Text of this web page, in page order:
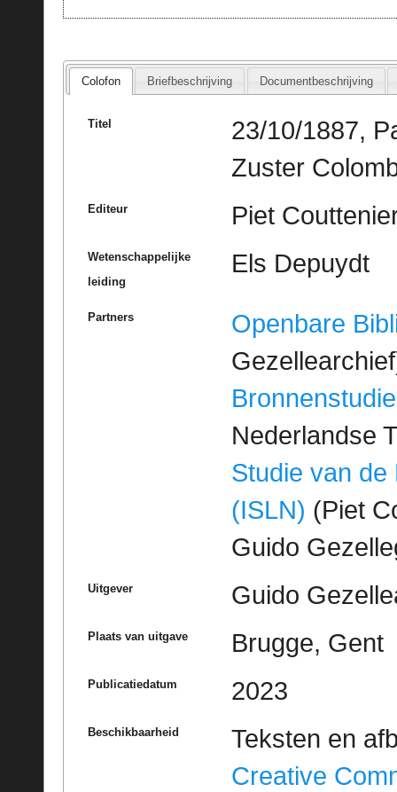
Colofon Briefbeschrijving Documentbeschrijving
Titel
23/10/1887,
Zuster
Editeur Piet
Wetenschappelijke
leiding
Els Depuydt
Partners
Openbare
Bronnenstudie
Nederlandse
Studie van de
(ISLN) (Piet
Guido
Uitgever Guido
Plaats van uitgave Brugge, Gent
Publicatiedatum 2023
Beschikbaarheid
Teksten en
Creative